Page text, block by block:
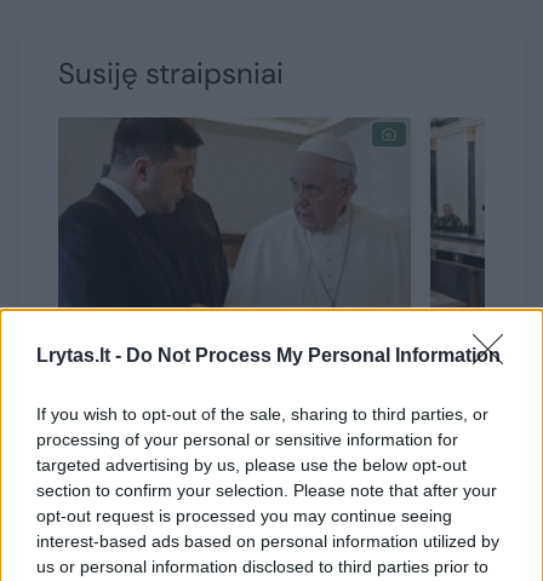
Lrytas.lt - Do Not Process My Personal Information
If you wish to opt-out of the sale, sharing to third parties, or
processing of your personal or sensitive information for
targeted advertising by us, please use the below opt-out
section to confirm your selection. Please note that after your
opt-out request is processed you may continue seeing
interest-based ads based on personal information utilized by
us or personal information disclosed to third parties prior to
Susiję straipsniai
tarpininkauti sprendžiant
konfliktą Rusijos užpultoje
Ukrainoje
išlaiko
lojalumą